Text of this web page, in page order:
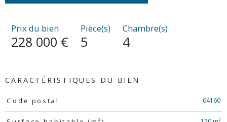
Prix du bien
228 000 €
Pièce(s)
5
Chambre(s)
4
CARACTÉRISTIQUES DU BIEN
Caractéristiques Valeurs
Code postal 64160